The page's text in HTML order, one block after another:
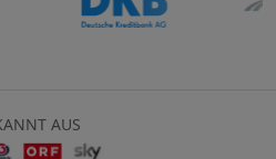
AUS